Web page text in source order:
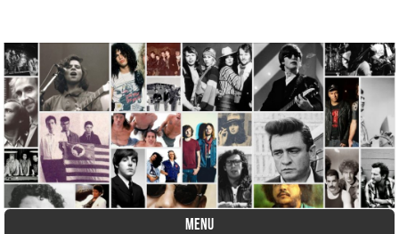
A História do Disco
MENU